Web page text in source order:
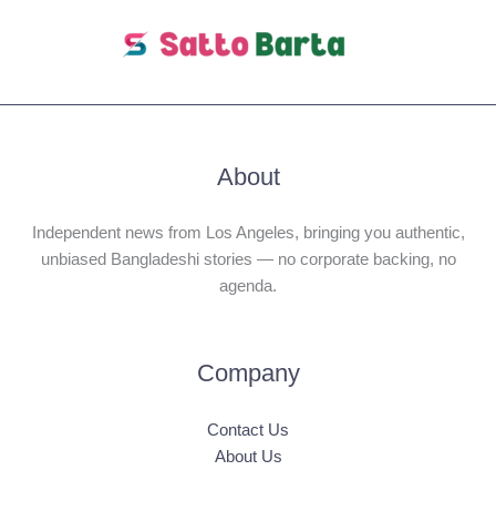
About
Independent news from Los Angeles, bringing you authentic,
unbiased Bangladeshi stories — no corporate backing, no
agenda.
Company
Contact Us
About Us